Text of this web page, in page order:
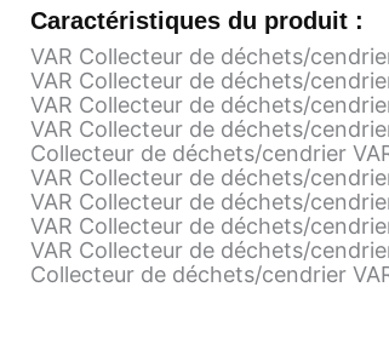
Caractéristiques du produit :
VAR Collecteur de déchets/
VAR Collecteur de déchets/
VAR Collecteur de déchets/
VAR Collecteur de déchets/
Collecteur de déchets/cendrier
VAR Collecteur de déchets/
VAR Collecteur de déchets/
VAR Collecteur de déchets/
VAR Collecteur de déchets/
Collecteur de déchets/cendrier